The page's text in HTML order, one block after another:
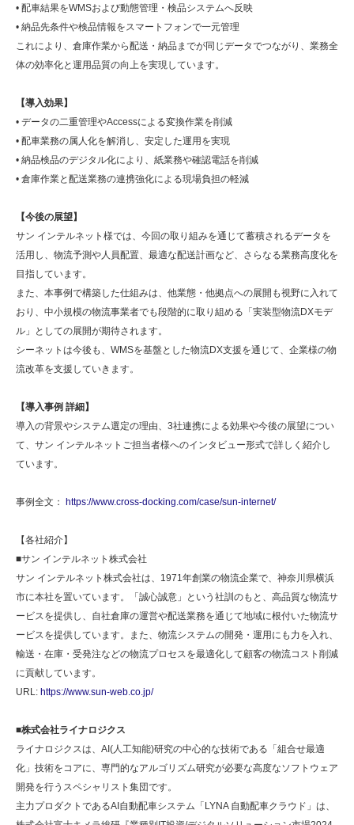
• 配車結果をWMSおよび動態管理・検品システムへ反映
• 納品先条件や検品情報をスマートフォンで一元管理
これにより、倉庫作業から配送・納品までが同じデータでつながり、業務全
体の効率化と運用品質の向上を実現しています。
【導入効果】
• データの二重管理やAccessによる変換作業を削減
• 配車業務の属人化を解消し、安定した運用を実現
• 納品検品のデジタル化により、紙業務や確認電話を削減
• 倉庫作業と配送業務の連携強化による現場負担の軽減
【今後の展望】
サン インテルネット様では、今回の取り組みを通じて蓄積されるデータを
活用し、物流予測や人員配置、最適な配送計画など、さらなる業務高度化を
目指しています。
また、本事例で構築した仕組みは、他業態・他拠点への展開も視野に入れて
おり、中小規模の物流事業者でも段階的に取り組める「実装型物流DXモデ
ル」としての展開が期待されます。
シーネットは今後も、WMSを基盤とした物流DX支援を通じて、企業様の物
流改革を支援していきます。
【導入事例 詳細】
導入の背景やシステム選定の理由、3社連携による効果や今後の展望につい
て、サン インテルネットご担当者様へのインタビュー形式で詳しく紹介し
ています。
事例全文： https://www.cross-docking.com/case/sun-internet/
【各社紹介】
■サン インテルネット株式会社
サン インテルネット株式会社は、1971年創業の物流企業で、神奈川県横浜
市に本社を置いています。「誠心誠意」という社訓のもと、高品質な物流サ
ービスを提供し、自社倉庫の運営や配送業務を通じて地域に根付いた物流サ
ービスを提供しています。また、物流システムの開発・運用にも力を入れ、
輸送・在庫・受発注などの物流プロセスを最適化して顧客の物流コスト削減
に貢献しています。
URL: https://www.sun-web.co.jp/
■株式会社ライナロジクス
ライナロジクスは、AI(人工知能)研究の中心的な技術である「組合せ最適
化」技術をコアに、専門的なアルゴリズム研究が必要な高度なソフトウェア
開発を行うスペシャリスト集団です。
主力プロダクトであるAI自動配車システム「LYNA 自動配車クラウド」は、